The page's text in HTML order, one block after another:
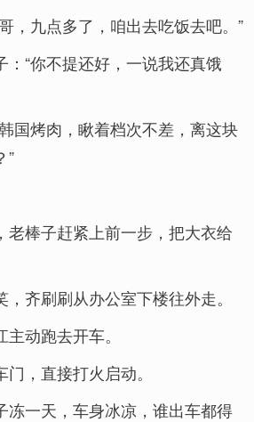
，九点多了，咱出去吃饭去吧。”
：“你不提还好，一说我还真饿
国烤肉，瞅着档次不差，离这块
”
老棒子赶紧上前一步，把大衣给
齐刷刷从办公室下楼往外走。
动跑去开车。
，直接打火启动。
冻一天，车身冰凉，谁出车都得